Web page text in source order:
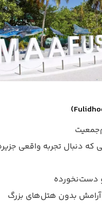
که دنبال تجربه واقعی
دست‌نخورده
بدون هتل‌های بزرگ